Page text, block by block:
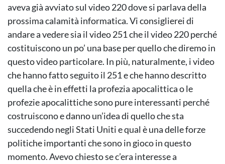
aveva già avviato sul video 220 dove si parlava della
prossima calamità informatica. Vi consiglierei di
andare a vedere sia il video 251 che il video 220 perché
costituiscono un po’ una base per quello che diremo in
questo video particolare. In più, naturalmente, i video
che hanno fatto seguito il 251 e che hanno descritto
quella che è in effetti la profezia apocalittica o le
profezie apocalittiche sono pure interessanti perché
costruiscono e danno un’idea di quello che sta
succedendo negli Stati Uniti e qual è una delle forze
politiche importanti che sono in gioco in questo
momento. Avevo chiesto se c’era interesse a